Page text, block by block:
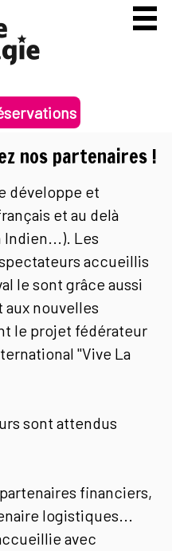
nos partenaires !
développe et
et au delà
Indien...). Les
accueillis
le sont grâce aussi
aux nouvelles
le projet fédérateur
"Vive La
sont attendus
financiers,
logistiques...
avec